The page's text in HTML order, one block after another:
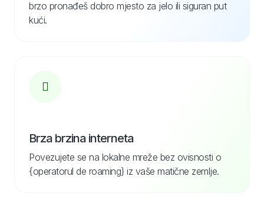
brzo pronađeš dobro mjesto za jelo ili siguran put
kući.
Brza brzina interneta
Povezujete se na lokalne mreže bez ovisnosti o
{operatorul de roaming} iz vaše matične zemlje.